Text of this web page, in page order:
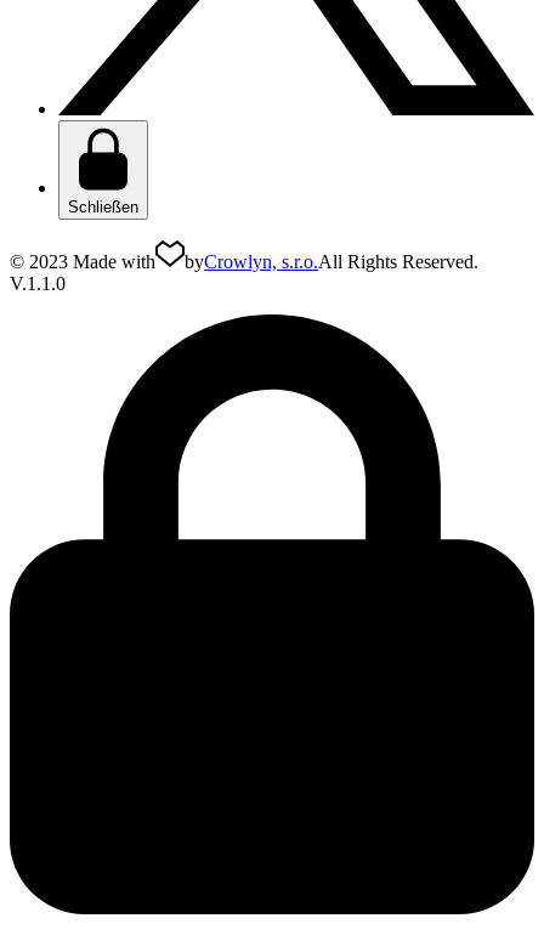
Schließen
© 2023 Made with byCrowlyn, s.r.o.All Rights Reserved.
V.1.1.0